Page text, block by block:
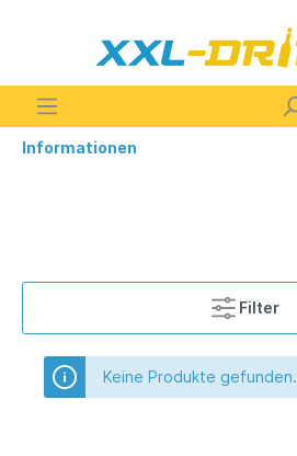
Informationen
Filter
Keine Produkte gefunden.